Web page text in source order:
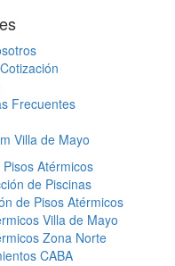
Frecuentes
Villa de Mayo
Atérmicos
de Piscinas
de Pisos Atérmicos
Villa de Mayo
Zona Norte
CABA